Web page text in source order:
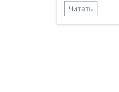
Читать